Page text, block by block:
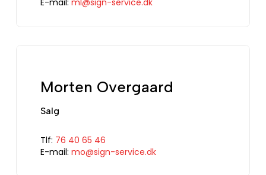
E-mail: ml@sign-service.dk
Morten Overgaard
Salg
Tlf: 76 40 65 46
E-mail: mo@sign-service.dk